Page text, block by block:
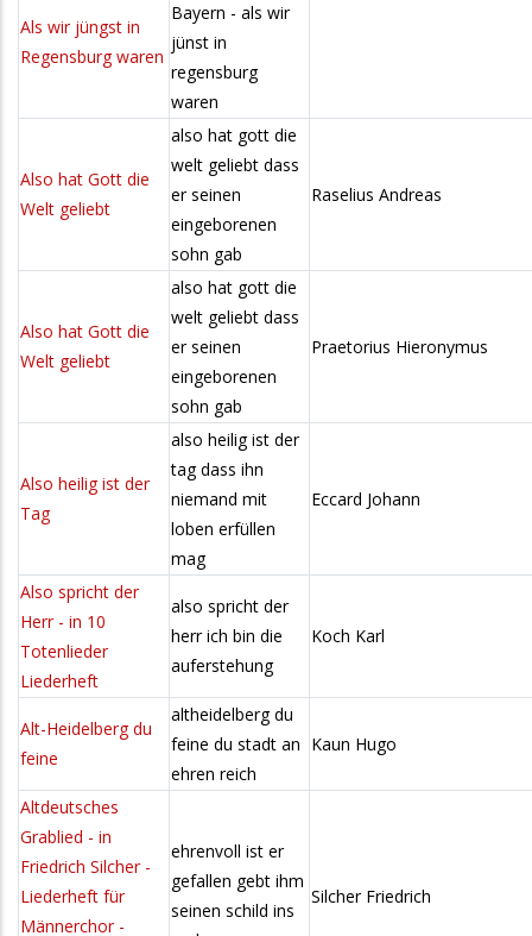
Als wir jüngst in
Regensburg waren
Bayern - als wir
jünst in
regensburg
waren
Also hat Gott die
Welt geliebt
also hat gott die
welt geliebt dass
er seinen
eingeborenen
sohn gab
Raselius Andreas
Also hat Gott die
Welt geliebt
also hat gott die
welt geliebt dass
er seinen
eingeborenen
sohn gab
Praetorius Hieronymus
Also heilig ist der
Tag
also heilig ist der
tag dass ihn
niemand mit
loben erfüllen
mag
Eccard Johann
Also spricht der
Herr - in 10
Totenlieder
Liederheft
also spricht der
herr ich bin die
auferstehung
Koch Karl
Alt-Heidelberg du
feine
altheidelberg du
feine du stadt an
ehren reich
Kaun Hugo
Altdeutsches
Grablied - in
Friedrich Silcher -
Liederheft für
Männerchor -
ehrenvoll ist er
gefallen gebt ihm
seinen schild ins
Silcher Friedrich